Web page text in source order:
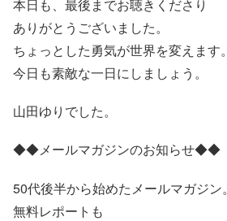
本日も、最後までお聴きくださり
ありがとうございました。
ちょっとした勇気が世界を変えます。
今日も素敵な一日にしましょう。
山田ゆりでした。
◆◆メールマガジンのお知らせ◆◆
50代後半から始めたメールマガジン。
無料レポートも